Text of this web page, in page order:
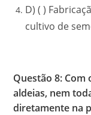
D) ( )
cultivo de
Questão 8:
aldeias, nem
diretamente na